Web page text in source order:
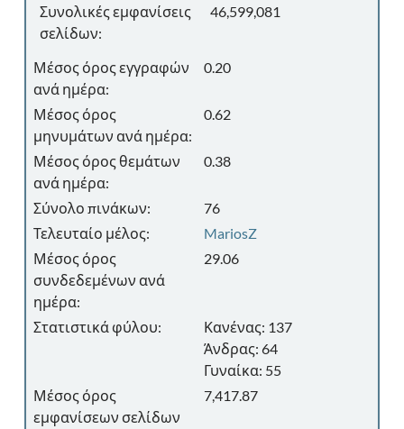
Συνολικές εμφανίσεις
σελίδων:
46,599,081
Μέσος όρος εγγραφών
ανά ημέρα:
0.20
Μέσος όρος
μηνυμάτων ανά ημέρα:
0.62
Μέσος όρος θεμάτων
ανά ημέρα:
0.38
Σύνολο πινάκων:
76
Τελευταίο μέλος:
MariosZ
Μέσος όρος
συνδεδεμένων ανά
ημέρα:
29.06
Στατιστικά φύλου:
Κανένας: 137
Άνδρας: 64
Γυναίκα: 55
Μέσος όρος
εμφανίσεων σελίδων
7,417.87